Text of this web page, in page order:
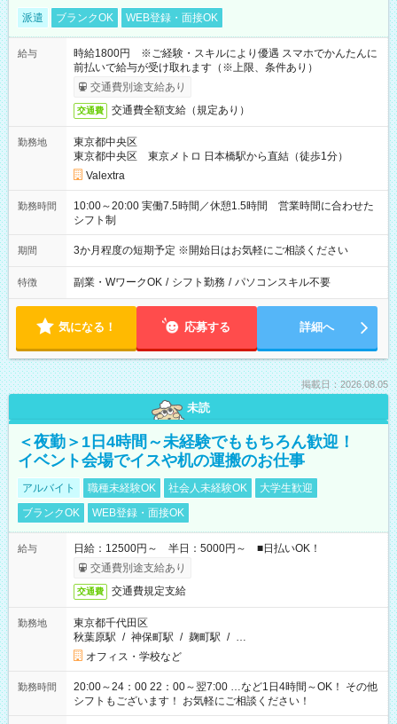
派遣 ブランクOK WEB登録・面接OK
給与
時給1800円 ※ご経験・スキルにより優遇 スマホでかんたんに
前払いで給与が受け取れます（※上限、条件あり）
交通費別途支給あり
交通費 交通費全額支給（規定あり）
勤務地
東京都中央区
東京都中央区 東京メトロ 日本橋駅から直結（徒歩1分）
Valextra
勤務時間
10:00～20:00 実働7.5時間／休憩1.5時間 営業時間に合わせた
シフト制
期間 3か月程度の短期予定 ※開始日はお気軽にご相談ください
特徴 副業・WワークOK / シフト勤務 / パソコンスキル不要
気になる！ 応募する 詳細へ
掲載日：2026.08.05
未読
＜夜勤＞1日4時間～未経験でももちろん歓迎！
イベント会場でイスや机の運搬のお仕事
アルバイト 職種未経験OK 社会人未経験OK
大学生歓迎
ブランクOK
WEB登録・面接OK
給与
日給：12500円～ 半日：5000円～ ■日払いOK！
交通費別途支給あり
交通費 交通費規定支給
勤務地
東京都千代田区
秋葉原駅 / 神保町駅 / 麹町駅 / …
オフィス・学校など
勤務時間
20:00～24：00 22：00～翌7:00 …など1日4時間～OK！ その他
シフトもございます！ お気軽にご相談ください！